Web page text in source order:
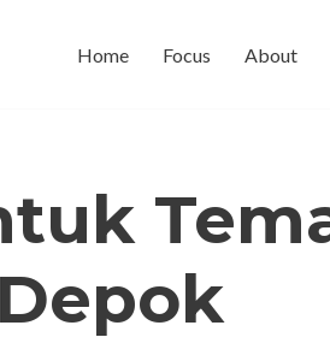
Home Focus About